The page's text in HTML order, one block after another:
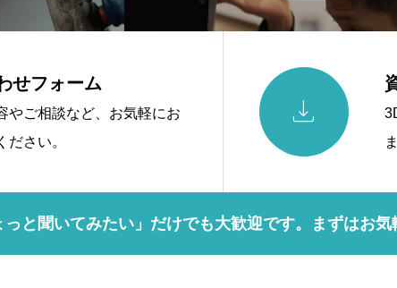
せフォーム
やご相談など、お気軽にお
ださい。

っと聞いてみたい」だけでも大歓迎です。まずはお気